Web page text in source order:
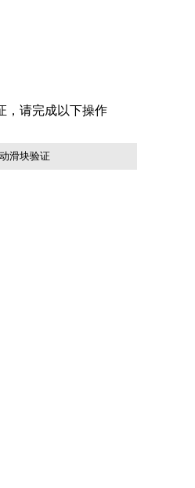
滑块验证